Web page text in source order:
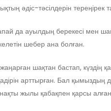
әдіс-тәсілдерін
да ауылдың берекесі мен
шебер ана болған.
шақтан бастап,
арттырған. Бал қымыздың
жылы қабақпен қарсы